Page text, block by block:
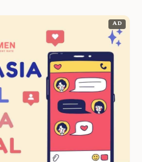
AD